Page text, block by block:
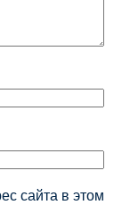
сайта в этом